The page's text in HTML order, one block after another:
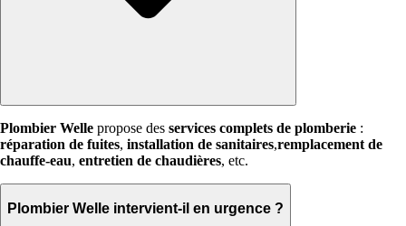
Plombier Welle propose des services complets de plomberie :
réparation de fuites, installation de sanitaires,remplacement de
chauffe-eau, entretien de chaudières, etc.
Plombier Welle intervient-il en urgence ?